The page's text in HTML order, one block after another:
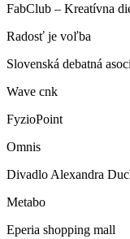
FabClub – Kreatívna
Radosť je voľba
Slovenská debatná
Wave cnk
FyzioPoint
Omnis
Divadlo Alexandra
Metabo
Eperia shopping mall